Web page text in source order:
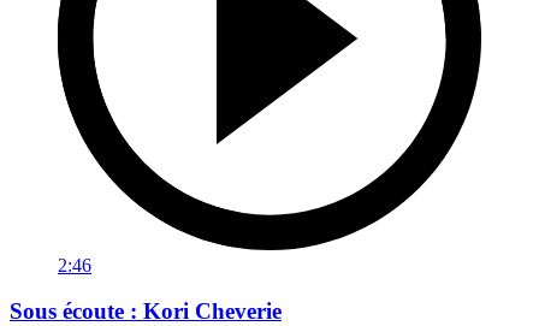
2:46
Sous écoute : Kori Cheverie